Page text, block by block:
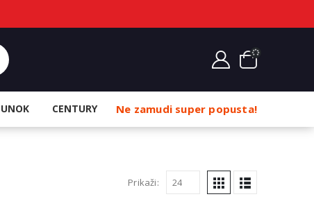
CENTURY Ne zamudi super popusta!
Prikaži: